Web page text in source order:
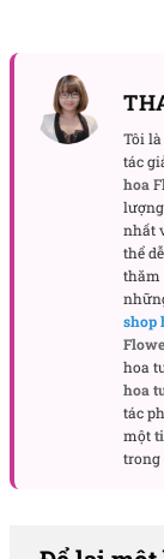
Tôi là
tác
hoa
nhất
thể
thăm
shop
hoa
hoa
tác
một
trong